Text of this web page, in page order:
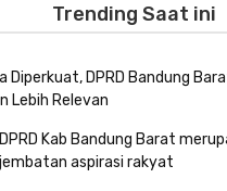
Trending Saat ini
Diperkuat, DPRD Bandung
Lebih Relevan
DPRD Kab Bandung Barat
jembatan aspirasi rakyat